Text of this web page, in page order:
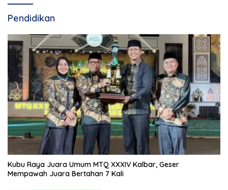
Pendidikan
Kubu Raya Juara Umum MTQ XXXIV Kalbar, Geser
Mempawah Juara Bertahan 7 Kali